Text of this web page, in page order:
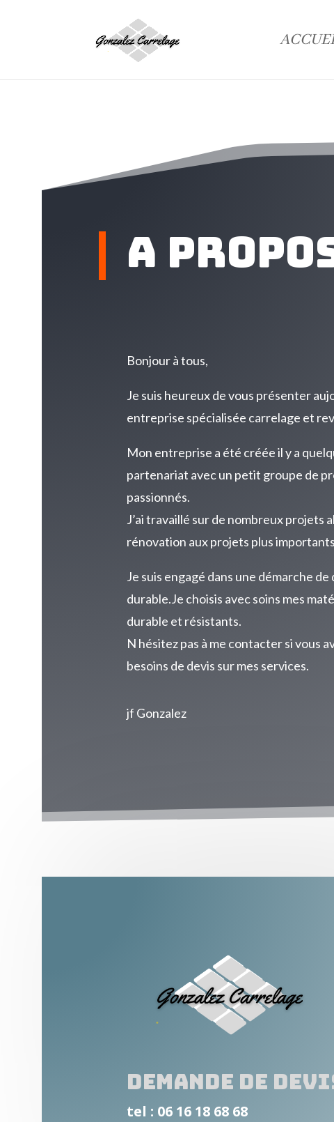
a
Bonjour à tous,
Je suis heureux de vous présenter
entreprise spécialisée carrelage et
Mon entreprise a été créée il y a
partenariat avec un petit groupe de
passionnés.
J’ai travaillé sur de nombreux projets
rénovation aux projets plus
Je suis engagé dans une démarche
durable.Je choisis avec soins mes
durable et résistants.
N hésitez pas à me contacter si vous
besoins de devis sur mes services.
jf Gonzalez
Demande de
tel : 06 16 18 68 68